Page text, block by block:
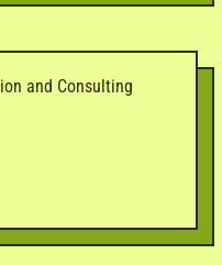
and Consulting